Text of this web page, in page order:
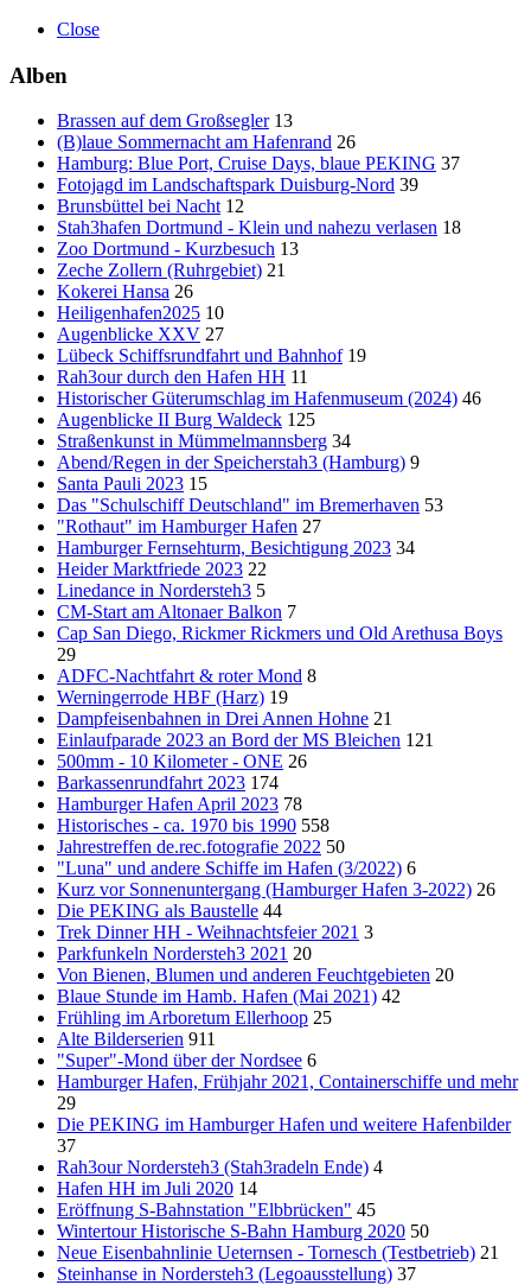
Close
Alben
Brassen auf dem Großsegler 13
(B)laue Sommernacht am Hafenrand 26
Hamburg: Blue Port, Cruise Days, blaue PEKING 37
Fotojagd im Landschaftspark Duisburg-Nord 39
Brunsbüttel bei Nacht 12
Stah3hafen Dortmund - Klein und nahezu verlasen 18
Zoo Dortmund - Kurzbesuch 13
Zeche Zollern (Ruhrgebiet) 21
Kokerei Hansa 26
Heiligenhafen2025 10
Augenblicke XXV 27
Lübeck Schiffsrundfahrt und Bahnhof 19
Rah3our durch den Hafen HH 11
Historischer Güterumschlag im Hafenmuseum (2024) 46
Augenblicke II Burg Waldeck 125
Straßenkunst in Mümmelmannsberg 34
Abend/Regen in der Speicherstah3 (Hamburg) 9
Santa Pauli 2023 15
Das "Schulschiff Deutschland" im Bremerhaven 53
"Rothaut" im Hamburger Hafen 27
Hamburger Fernsehturm, Besichtigung 2023 34
Heider Marktfriede 2023 22
Linedance in Nordersteh3 5
CM-Start am Altonaer Balkon 7
Cap San Diego, Rickmer Rickmers und Old Arethusa Boys
29
ADFC-Nachtfahrt & roter Mond 8
Werningerrode HBF (Harz) 19
Dampfeisenbahnen in Drei Annen Hohne 21
Einlaufparade 2023 an Bord der MS Bleichen 121
500mm - 10 Kilometer - ONE 26
Barkassenrundfahrt 2023 174
Hamburger Hafen April 2023 78
Historisches - ca. 1970 bis 1990 558
Jahrestreffen de.rec.fotografie 2022 50
"Luna" und andere Schiffe im Hafen (3/2022) 6
Kurz vor Sonnenuntergang (Hamburger Hafen 3-2022) 26
Die PEKING als Baustelle 44
Trek Dinner HH - Weihnachtsfeier 2021 3
Parkfunkeln Nordersteh3 2021 20
Von Bienen, Blumen und anderen Feuchtgebieten 20
Blaue Stunde im Hamb. Hafen (Mai 2021) 42
Frühling im Arboretum Ellerhoop 25
Alte Bilderserien 911
"Super"-Mond über der Nordsee 6
Hamburger Hafen, Frühjahr 2021, Containerschiffe und mehr
29
Die PEKING im Hamburger Hafen und weitere Hafenbilder
37
Rah3our Nordersteh3 (Stah3radeln Ende) 4
Hafen HH im Juli 2020 14
Eröffnung S-Bahnstation "Elbbrücken" 45
Wintertour Historische S-Bahn Hamburg 2020 50
Neue Eisenbahnlinie Ueternsen - Tornesch (Testbetrieb) 21
Steinhanse in Nordersteh3 (Legoausstellung) 37